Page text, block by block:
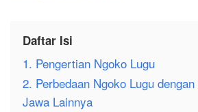
Daftar Isi
1. Pengertian Ngoko Lugu
2. Perbedaan Ngoko Lugu
Jawa Lainnya